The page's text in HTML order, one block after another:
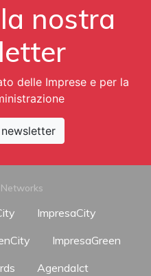
nostra
delle Imprese e per la
ImpresaCity
ImpresaGreen
AgendaIct